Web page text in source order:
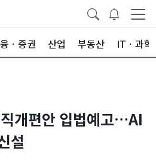
ㆍ증권 산업 부동산 ITㆍ과학
개편안 입법예고…AI
설